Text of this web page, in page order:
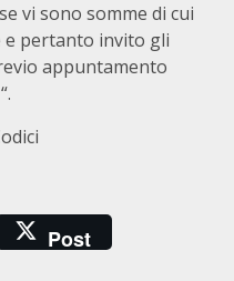
vi sono somme di cui
e pertanto invito gli
appuntamento
Post